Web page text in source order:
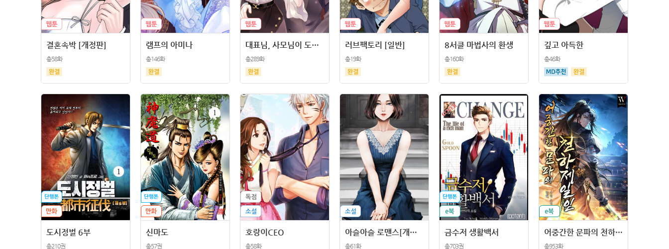
결혼속박 [개정판]
총58화
램프의 아미나
총146화
대표님, 사모님이 도망가요
총289화
러브팩토리 [일반]
총19화
8서클 마법사의 환생
총160화
깊고 아득한
총46화
도시정벌 6부
총210권
신마도
총57권
호랑이CEO
총58화
아슬아슬 로맨스[개정판]
총61화
금수저 생활백서
총703권
어중간한 문파의 천하제일인
총953화